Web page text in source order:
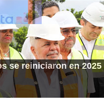
se reiniciaron en 2025